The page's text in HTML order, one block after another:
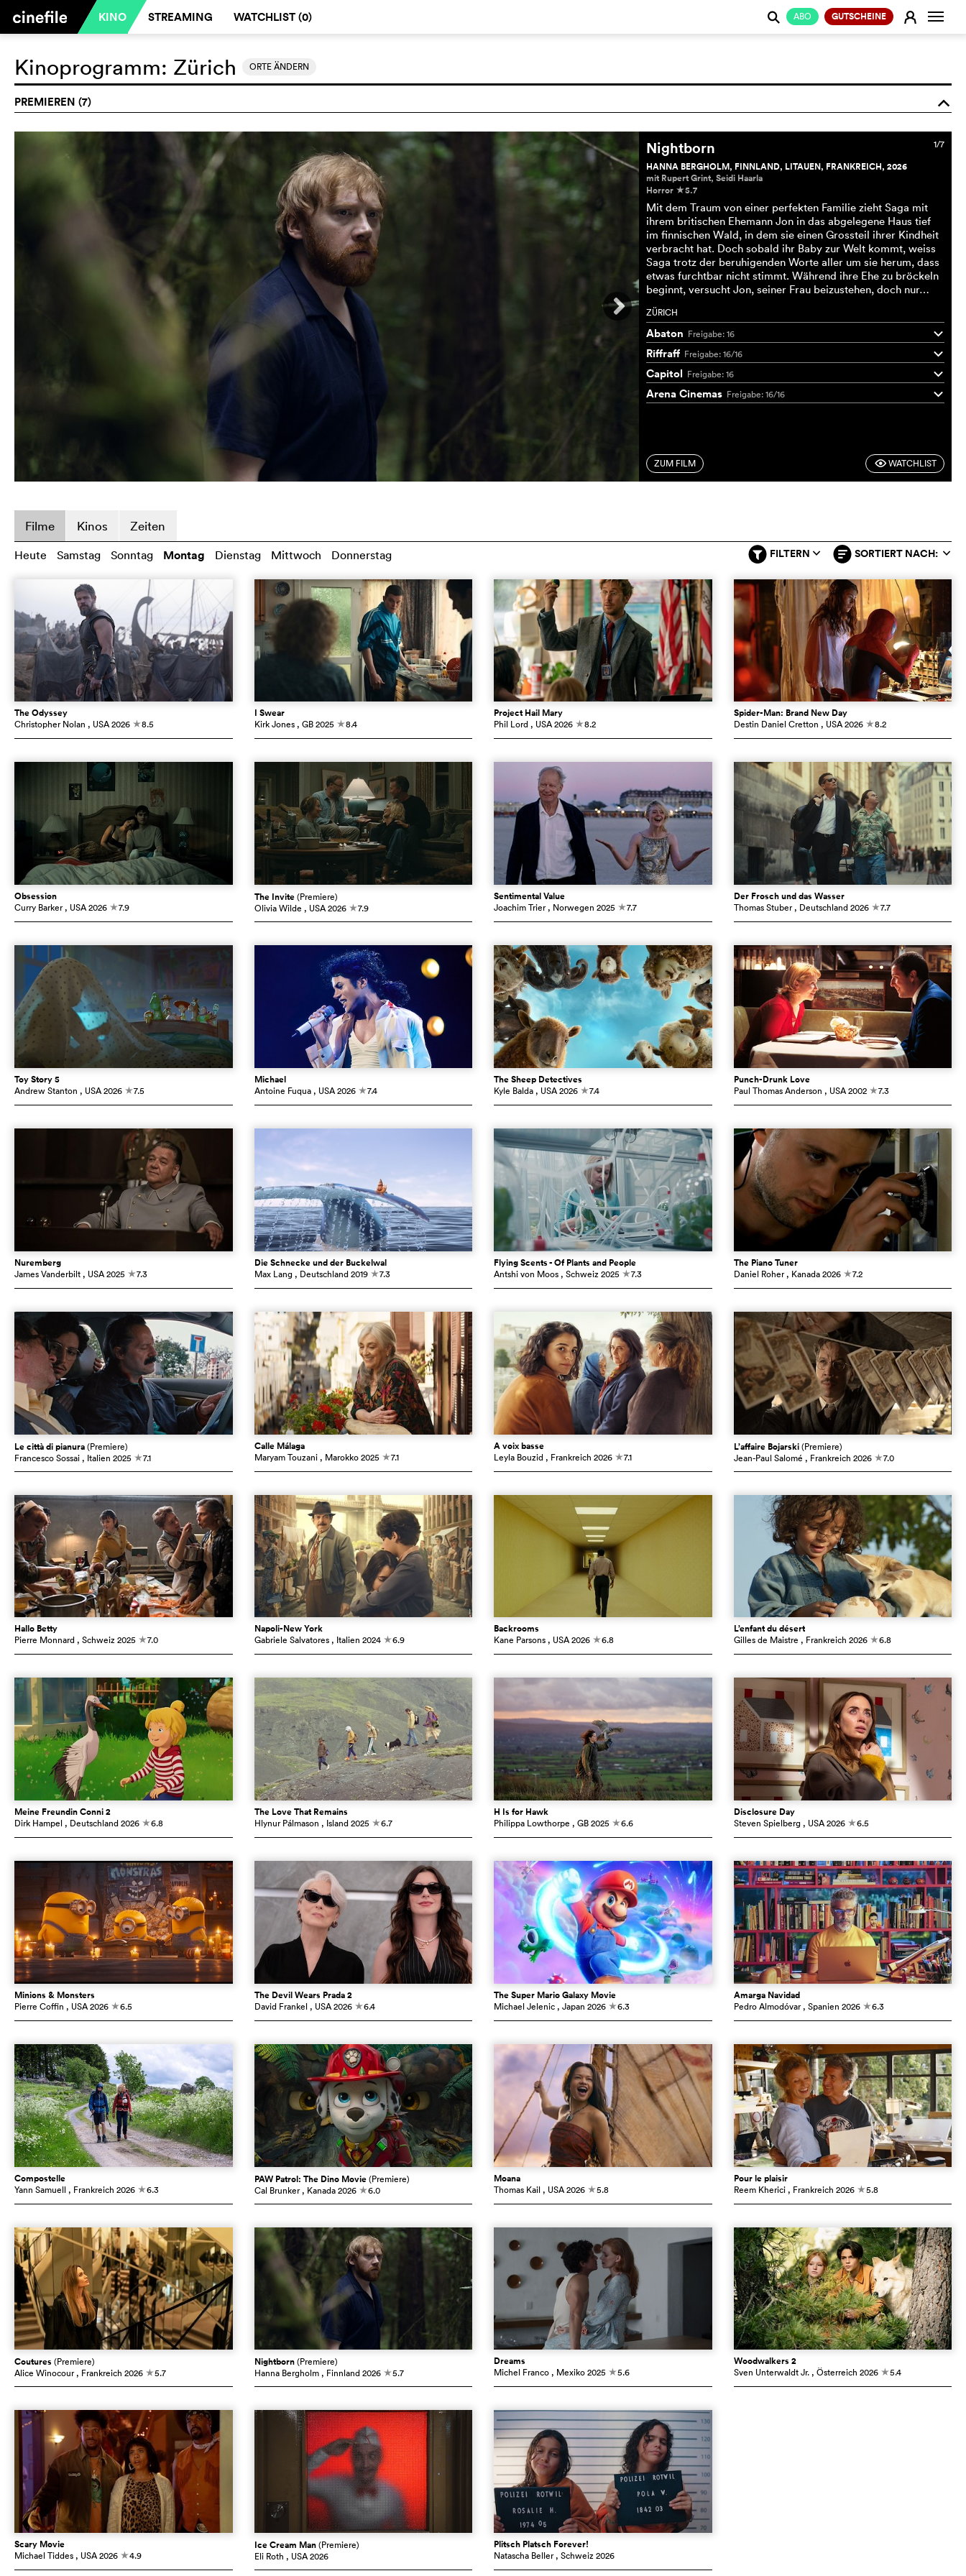
KINO STREAMING WATCHLIST (0) ABO GUTSCHEINE E
j
Kinoprogramm: Zürich ORTE ÄNDERN
PREMIEREN (7) o
1/7
Nightborn
HANNA BERGHOLM, FINNLAND, LITAUEN, FRANKREICH, 2026
mit Rupert Grint, Seidi Haarla
Horror c5.7
Mit dem Traum von einer perfekten Familie zieht Saga mit
ihrem britischen Ehemann Jon in das abgelegene Haus tief
im finnischen Wald, in dem sie einen Grossteil ihrer Kindheit
verbracht hat. Doch sobald ihr Baby zur Welt kommt, weiss
Saga trotz der beruhigenden Worte aller um sie herum, dass
etwas furchtbar nicht stimmt. Während ihre Ehe zu bröckeln
beginnt, versucht Jon, seiner Frau beizustehen, doch nur…
ZÜRICH
Abaton Freigabe: 16 q
Riffraff Freigabe: 16/16 q
Capitol Freigabe: 16 q
Arena Cinemas Freigabe: 16/16 q
ZUM FILM FWATCHLIST
Filme Kinos Zeiten
FILTERN q SORTIERT NACH: q
Heute Samstag Sonntag Montag Dienstag Mittwoch Donnerstag
The Odyssey
Christopher Nolan , USA2026 c8.5
I Swear
Kirk Jones , GB 2025 c8.4
Project Hail Mary
Phil Lord , USA2026 c8.2
Spider-Man: Brand New Day
Destin Daniel Cretton , USA 2026 c8.2
Obsession
Curry Barker , USA2026 c7.9
The Invite(Premiere)
Olivia Wilde , USA 2026 c7.9
Sentimental Value
Joachim Trier , Norwegen 2025 c7.7
Der Frosch und das Wasser
Thomas Stuber , Deutschland 2026 c7.7
Toy Story 5
Andrew Stanton , USA2026 c7.5
Michael
Antoine Fuqua , USA 2026 c7.4
The Sheep Detectives
Kyle Balda , USA2026 c7.4
Punch-Drunk Love
Paul Thomas Anderson , USA 2002 c7.3
Nuremberg
James Vanderbilt , USA2025 c7.3
Die Schnecke und der Buckelwal
Max Lang , Deutschland 2019 c7.3
Flying Scents - Of Plants and People
Antshi von Moos , Schweiz2025 c7.3
The Piano Tuner
Daniel Roher , Kanada 2026 c7.2
Le città di pianura(Premiere)
Francesco Sossai , Italien 2025 c7.1
Calle Málaga
Maryam Touzani , Marokko 2025 c7.1
À voix basse
Leyla Bouzid , Frankreich 2026 c7.1
L’affaire Bojarski(Premiere)
Jean-Paul Salomé , Frankreich 2026 c7.0
Hallo Betty
Pierre Monnard , Schweiz2025 c7.0
Napoli-New York
Gabriele Salvatores , Italien 2024 c6.9
Backrooms
Kane Parsons , USA2026 c6.8
L’enfant du désert
Gilles de Maistre , Frankreich 2026 c6.8
Meine Freundin Conni 2
Dirk Hampel , Deutschland2026 c6.8
The Love That Remains
Hlynur Pálmason , Island 2025 c6.7
H Is for Hawk
Philippa Lowthorpe , GB2025 c6.6
Disclosure Day
Steven Spielberg , USA 2026 c6.5
Minions & Monsters
Pierre Coffin , USA2026 c6.5
The Devil Wears Prada 2
David Frankel , USA 2026 c6.4
The Super Mario Galaxy Movie
Michael Jelenic , Japan 2026 c6.3
Amarga Navidad
Pedro Almodóvar , Spanien 2026 c6.3
Compostelle
Yann Samuell , Frankreich 2026 c6.3
PAW Patrol: The Dino Movie(Premiere)
Cal Brunker , Kanada 2026 c6.0
Moana
Thomas Kail , USA2026 c5.8
Pour le plaisir
Reem Kherici , Frankreich 2026 c5.8
Coutures (Premiere)
Alice Winocour , Frankreich 2026 c5.7
Nightborn(Premiere)
Hanna Bergholm , Finnland 2026 c5.7
Dreams
Michel Franco , Mexiko2025 c5.6
Woodwalkers 2
Sven Unterwaldt Jr. , Österreich 2026 c5.4
Scary Movie
Michael Tiddes , USA2026 c4.9
Ice Cream Man(Premiere)
Eli Roth , USA 2026
Plitsch Platsch Forever!
Natascha Beller , Schweiz2026